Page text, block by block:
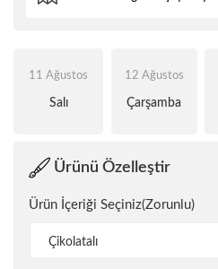
11 Ağustos
Salı
12 Ağustos
Çarşamba
Ürünü Özelleştir
Ürün İçeriği Seçiniz(Zorunlu)
Çikolatalı